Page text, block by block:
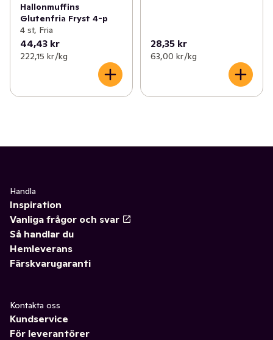
Hallonmuffins
Glutenfria Fryst 4-p
4 st, Fria
44,43 kr
222,15 kr /kg
28,35 kr
63,00 kr /kg
Handla
Inspiration
Vanliga frågor och svar
Så handlar du
Hemleverans
Färskvarugaranti
Kontakta oss
Kundservice
För leverantörer